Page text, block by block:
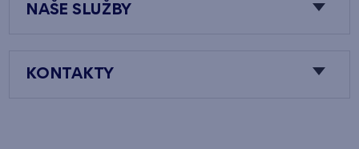
NAŠE SLUŽBY
KONTAKTY